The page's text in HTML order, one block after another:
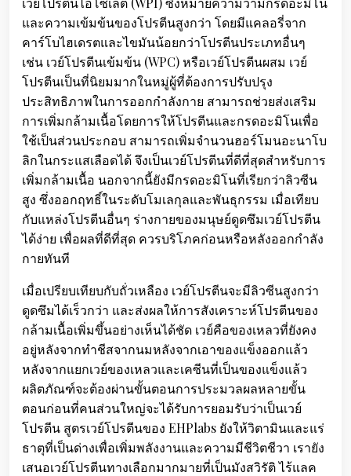
และความเข้มข้นของโปรตีนสูงกว่า โดยมีแคลอรี่จาก
คาร์โบไฮเดรตและไขมันน้อยกว่าโปรตีนประเภทอื่นๆ
เช่น เวย์โปรตีนเข้มข้น (WPC) หรือเวย์โปรตีนผสม เวย์
โปรตีนเป็นที่นิยมมากในหมู่ผู้ที่ต้องการปรับปรุง
ประสิทธิภาพในการออกกำลังกาย สามารถช่วยส่งเสริม
การเพิ่มกล้ามเนื้อโดยการให้โปรตีนและกรดอะมิโนเพื่อ
ใช้เป็นส่วนประกอบ สามารถเพิ่มจำนวนฮอร์โมนอะนาโบ
ลิกในกระแสเลือดได้ จึงเป็นเวย์โปรตีนที่ดีที่สุดสำหรับการ
เพิ่มกล้ามเนื้อ นอกจากนี้ยังมีกรดอะมิโนที่เรียกว่าลิวซีน
สูง ซึ่งออกฤทธิ์ในระดับโมเลกุลและพันธุกรรม เมื่อเทียบ
กับแหล่งโปรตีนอื่นๆ ร่างกายของมนุษย์ดูดซึมเวย์โปรตีน
ได้ง่าย เพื่อผลที่ดีที่สุด ควรบริโภคก่อนหรือหลังออกกำลัง
กายทันที
เมื่อเปรียบเทียบกับถั่วเหลือง เวย์โปรตีนจะมีลิวซีนสูงกว่า
ดูดซึมได้เร็วกว่า และส่งผลให้การสังเคราะห์โปรตีนของ
กล้ามเนื้อเพิ่มขึ้นอย่างเห็นได้ชัด เวย์คือของเหลวที่ยังคง
อยู่หลังจากทำชีสจากนมหลังจากเอาของแข็งออกแล้ว
หลังจากแยกเวย์ของเหลวและเคซีนที่เป็นของแข็งแล้ว
ผลิตภัณฑ์จะต้องผ่านขั้นตอนการประมวลผลหลายขั้น
ตอนก่อนที่คนส่วนใหญ่จะได้รับการยอมรับว่าเป็นเวย์
โปรตีน สูตรเวย์โปรตีนของ EHPlabs ยังให้วิตามินและแร่
ธาตุที่เป็นด่างเพื่อเพิ่มพลังงานและความมีชีวิตชีวา เรายัง
เสนอเวย์โปรตีนทางเลือกมากมายที่เป็นมังสวิรัติ ไร้แลค